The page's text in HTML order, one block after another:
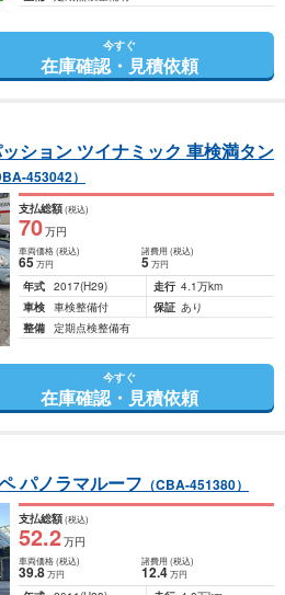
今すぐ
在庫確認・見積依頼
ション ツイナミック 車検満タン
453042）
支払総額(税込)
70万円
車両価格(税込)
65万円
諸費用 (税込)
5 万円
年式 2017(H29) 走行 4.1万km
車検 車検整備付 保証 あり
整備 定期点検整備有
今すぐ
在庫確認・見積依頼
パノラマルーフ （CBA-451380）
支払総額(税込)
52.2万円
車両価格(税込)
39.8万円
諸費用 (税込)
12.4 万円